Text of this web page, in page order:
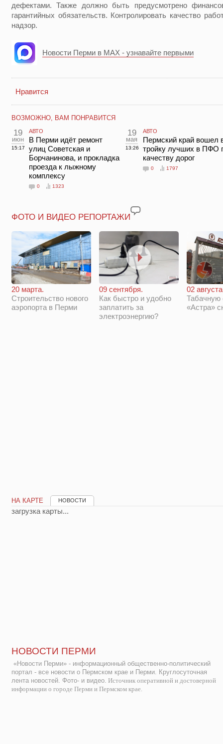
дефектами. Также должно быть предусмотрено
гарантийных обязательств. Контролировать качество
надзор.
Новости Перми в MAX - узнавайте первыми
Нравится
ВОЗМОЖНО, ВАМ ПОНРАВИТСЯ
19
июн
15:17
АВТО
В Перми идёт ремонт
улиц Советская и
Борчанинова, и прокладка
проезда к лыжному
комплексу
0 1323
19
мая
13:26
АВТО
Пермский край вошел
тройку лучших в ПФО
качеству дорог
0 1797
ФОТО И ВИДЕО РЕПОРТАЖИ
20 марта.
Строительство нового
аэропорта в Перми
09 сентября.
Как быстро и удобно
заплатить за
электроэнергию?
02
Табачную
«Астра»
НА КАРТЕ НОВОСТИ
загрузка карты...
НОВОСТИ ПЕРМИ
«Новости Перми» - информационный общественно-политический
портал - все новости о Пермском крае и Перми. Круглосуточная
лента новостей. Фото- и видео. Источник оперативной и достоверной
информации о городе Перми и Пермском крае.